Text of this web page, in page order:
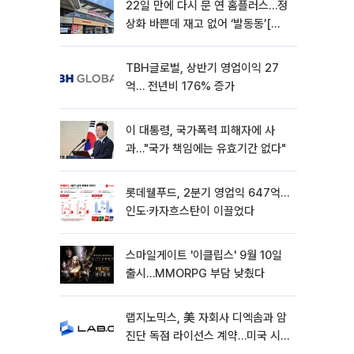
22일 만에 다시 문 연 홈플러스…정
상화 바쁜데 재고 없어 ‘발동동’[가
TBH글로벌, 상반기 영업이익 27
억… 전년비 176% 증가
이 대통령, 국가폭력 피해자에 사
과…"국가 책임에는 유효기간 없다"
롯데웰푸드, 2분기 영업익 647억…
인도·카자흐스탄이 이끌었다
스마일게이트 '이클립스' 9월 10일
출시…MMORPG 부담 낮췄다
랩지노믹스, 美 자회사 디엑솜과 암
진단 독점 라이선스 계약…미국 시